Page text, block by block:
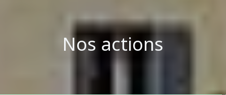
Nos actions